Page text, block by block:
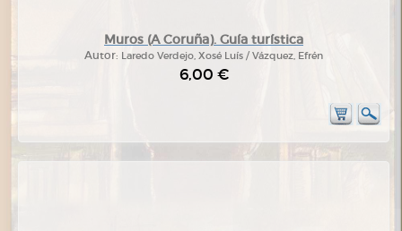
Muros (A Coruña). Guía turística
Autor: Laredo Verdejo, Xosé Luís / Vázquez, Efrén
6,00 €